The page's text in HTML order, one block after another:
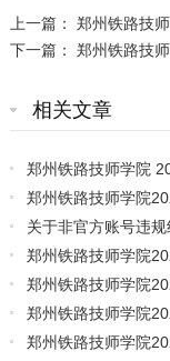
上一篇： 郑州铁路技
下一篇： 郑州铁路技
相关文章
郑州铁路技师学院
通知书
郑州铁路技师学院
选人公示
关于非官方账号违
郑州铁路技师学院
标公告
郑州铁路技师学院
停公告
郑州铁路技师学院
公示郑州铁路技师学院